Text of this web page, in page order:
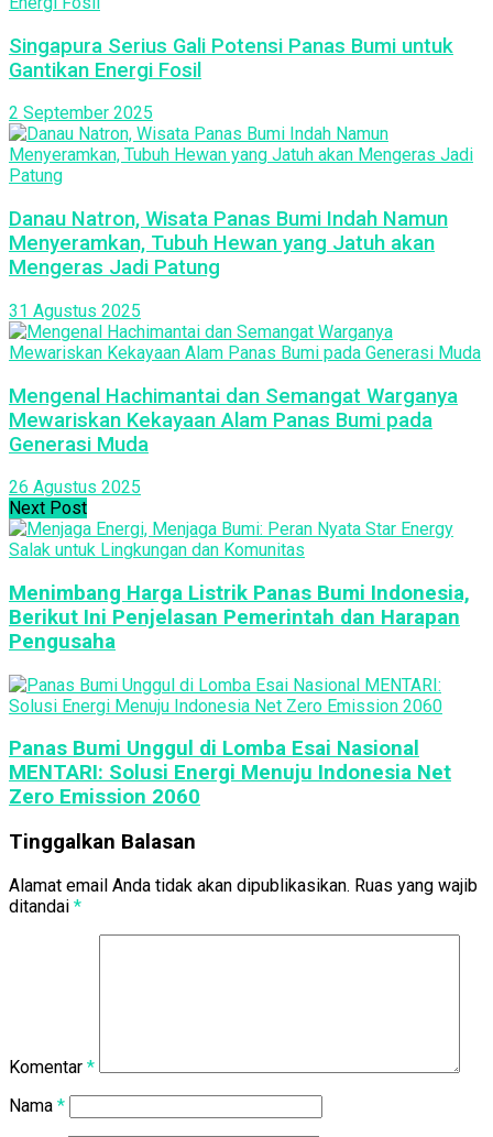
Singapura Serius Gali Potensi Panas Bumi untuk
Gantikan Energi Fosil
2 September 2025
Danau Natron, Wisata Panas Bumi Indah Namun
Menyeramkan, Tubuh Hewan yang Jatuh akan
Mengeras Jadi Patung
31 Agustus 2025
Mengenal Hachimantai dan Semangat Warganya
Mewariskan Kekayaan Alam Panas Bumi pada
Generasi Muda
26 Agustus 2025
Next Post
Menimbang Harga Listrik Panas Bumi Indonesia,
Berikut Ini Penjelasan Pemerintah dan Harapan
Pengusaha
Panas Bumi Unggul di Lomba Esai Nasional
MENTARI: Solusi Energi Menuju Indonesia Net
Zero Emission 2060
Tinggalkan Balasan
Alamat email Anda tidak akan dipublikasikan. Ruas yang wajib
ditandai *
Komentar *
Nama *